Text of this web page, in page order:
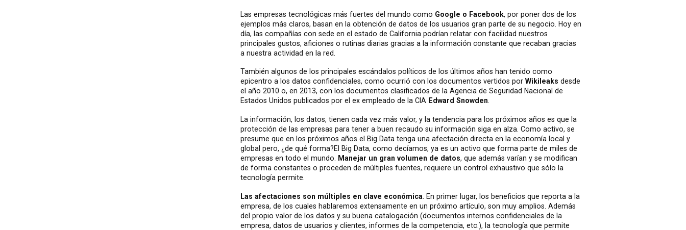
Las empresas tecnológicas más fuertes del mundo como Google o Facebook, por poner dos de los
ejemplos más claros, basan en la obtención de datos de los usuarios gran parte de su negocio. Hoy en
día, las compañías con sede en el estado de California podrían relatar con facilidad nuestros
principales gustos, aficiones o rutinas diarias gracias a la información constante que recaban gracias
a nuestra actividad en la red.
También algunos de los principales escándalos políticos de los últimos años han tenido como
epicentro a los datos confidenciales, como ocurrió con los documentos vertidos porWikileaks desde
el año 2010 o, en 2013, con los documentos clasificados de la Agencia de Seguridad Nacional de
Estados Unidos publicados por el ex empleado de la CIA Edward Snowden.
La información, los datos, tienen cada vez más valor, y la tendencia para los próximos años es que la
protección de las empresas para tener a buen recaudo su información siga en alza. Como activo, se
presume que en los próximos años el Big Data tenga una afectación directa en la economía local y
global pero, ¿de qué forma?El Big Data, como decíamos, ya es un activo que forma parte de miles de
empresas en todo el mundo.
Manejar un gran volumen de datos, que además varían y se modifican
de forma constantes o proceden de múltiples fuentes, requiere un control exhaustivo que sólo la
tecnología permite.
Las afectaciones son múltiples en clave económica . En primer lugar, los beneficios que reporta a la
empresa, de los cuales hablaremos extensamente en un próximo artículo, son muy amplios. Además
del propio valor de los datos y su buena catalogación (documentos internos confidenciales de la
empresa, datos de usuarios y clientes, informes de la competencia, etc.), la tecnología que permite